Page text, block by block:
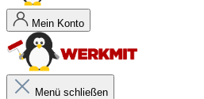
Mein Konto
Menü schließen